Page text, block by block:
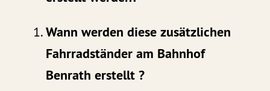
Wann werden diese zusätzlichen
Fahrradständer am Bahnhof
Benrath erstellt ?